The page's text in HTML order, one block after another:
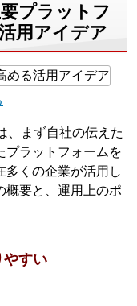
プラットフ
用アイデア
、まず自社の伝えた
プラットフォームを
多くの企業が活用し
概要と、運用上のポ
やすい